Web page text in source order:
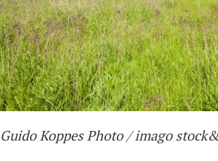
Koppes Photo / imago